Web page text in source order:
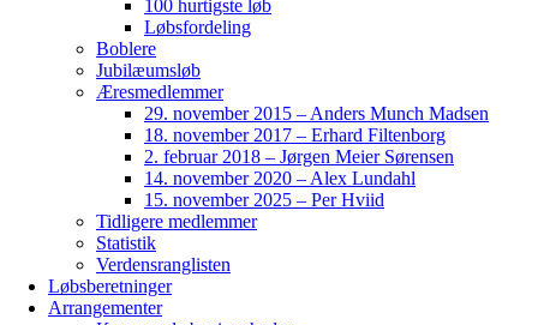
100 hurtigste løb
Løbsfordeling
Boblere
Jubilæumsløb
Æresmedlemmer
29. november 2015 – Anders Munch Madsen
18. november 2017 – Erhard Filtenborg
2. februar 2018 – Jørgen Meier Sørensen
14. november 2020 – Alex Lundahl
15. november 2025 – Per Hviid
Tidligere medlemmer
Statistik
Verdensranglisten
Løbsberetninger
Arrangementer